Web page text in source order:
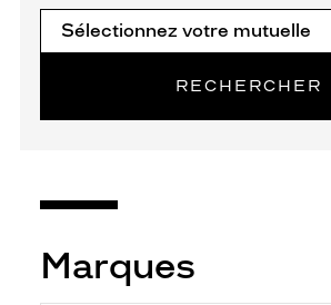
RECHERCHER
Marques